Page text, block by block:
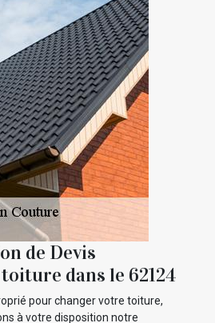
de Devis
dans le 62124
pour changer votre toiture,
à votre disposition notre